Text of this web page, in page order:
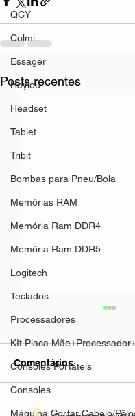
QCY
Colmi
Essager
Haylou
Headset
Tablet
Tribit
Bombas para Pneu/Bola
Memórias RAM
Memória Ram DDR4
Memória Ram DDR5
Logitech
Teclados
Processadores
KIt Placa
Consoles Portáteis
Consoles
Máquina Cortar Cabelo/
Posts recentes
Comentários